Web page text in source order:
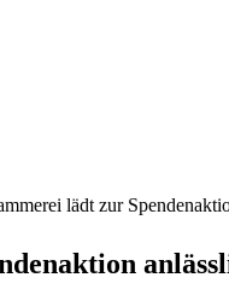
lädt zur